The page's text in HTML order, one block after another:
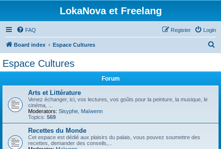
LokaNova et Freelang
FAQ Login
Register
Board index Espace Cultures
Espace Cultures
Forum
Arts et Littérature
Venez échanger, ici, vos lectures, vos goûts pour la peinture, la musique, le
cinéma, ...
Moderators: Sisyphe Maïwenn
Topics: 569
Recettes du Monde
Cet espace est dédié aux plaisirs du palais, vous pouvez soumettre des
recettes, demander des conseils,...